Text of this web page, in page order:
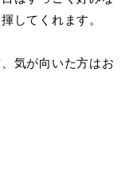
してくれます。
気が向いた方はお